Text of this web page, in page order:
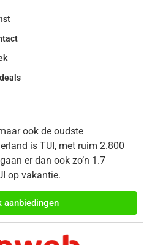
ook de oudste
is TUI, met ruim 2.800
er dan ook zo’n 1.7
op vakantie.
aanbiedingen